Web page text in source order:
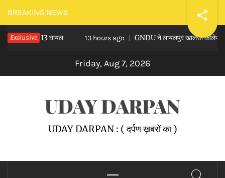
Skip
to
content
BREAKING NEWS
Exclusive
और 13 घायल 13 hours ago GNDU ने लायलपुर खालसा कॉलेज फॉर
Friday, Aug 7, 2026
UDAY DARPAN
UDAY DARPAN : ( दर्पण ख़बरों का )